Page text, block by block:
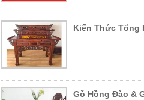
Kiến Thức Tổng
Gỗ Hồng Đào &